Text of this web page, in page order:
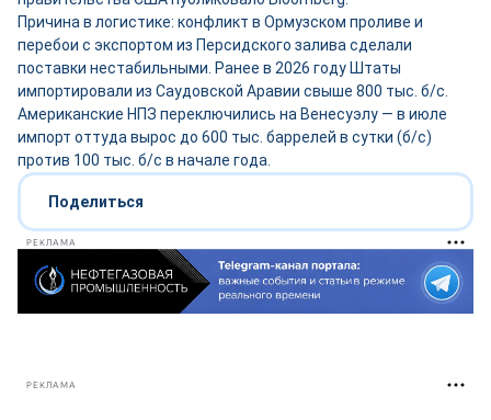
Причина в логистике: конфликт в Ормузском проливе и
перебои с экспортом из Персидского залива сделали
поставки нестабильными. Ранее в 2026 году Штаты
импортировали из Саудовской Аравии свыше 800 тыс. б/с.
Американские НПЗ переключились на Венесуэлу — в июле
импорт оттуда вырос до 600 тыс. баррелей в сутки (б/с)
против 100 тыс. б/с в начале года.
Поделиться
РЕКЛАМА
РЕКЛАМА